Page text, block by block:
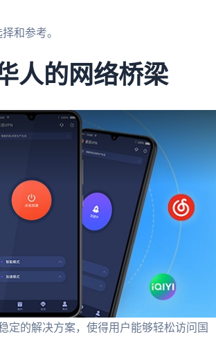
和参考。
人的网络桥梁
定的解决方案，使得用户能够轻松访问国